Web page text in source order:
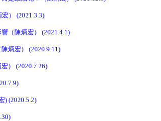
） (2021.3.3)
（陳炳宏） (2021.4.1)
炳宏） (2020.9.11)
） (2020.7.26)
) (2020.5.2)